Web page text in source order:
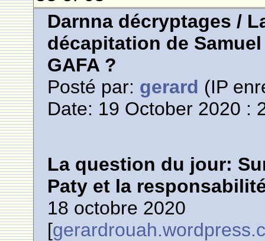
Darnna décryptages /
décapitation de
GAFA ?
Posté par: gerard (IP
Date: 19 October 2020 :
La question du jour:
Paty et la
18 octobre 2020
[